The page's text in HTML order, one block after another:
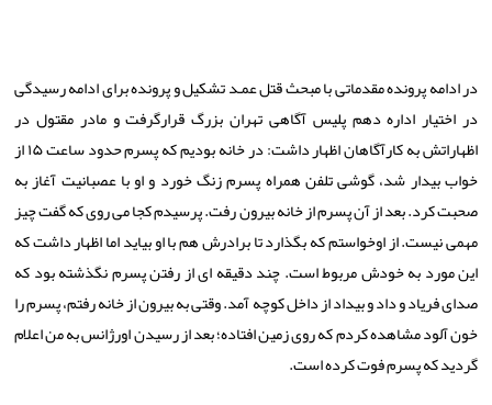
در ادامه پرونده مقدماتی با مبحث قتل عمـد تشكیل و پرونده برای ادامه رسیدگی
در اختیار اداره دهم پلیس آگاهی تهران بزرگ قرارگرفت و مادر مقتول در
اظهاراتش به كارآگاهان اظهار داشت: در خانه بودیم كه پسرم حدود ساعت ۱۵ از
خواب بیدار شد، گوشی تلفن همراه پسرم زنگ خورد و او با عصبانیت آغاز به
صحبت كرد. بعد از آن پسرم از خانه بیرون رفت. پرسیدم كجا می روی كه گفت چیز
مهمی نیست. از اوخواستم كه بگذارد تا برادرش هم با او بیاید اما اظهار داشت كه
این مورد به خودش مربوط است. چند دقیقه ای از رفتن پسرم نگذشته بود كه
صدای فریاد و داد و بیداد از داخل كوچه آمد. وقتی به بیرون از خانه رفتم، پسرم را
خون آلود مشاهده كردم كه روی زمین افتاده؛ بعد از رسیدن اورژانس به من اعلام
گردید كه پسرم فوت كرده است.